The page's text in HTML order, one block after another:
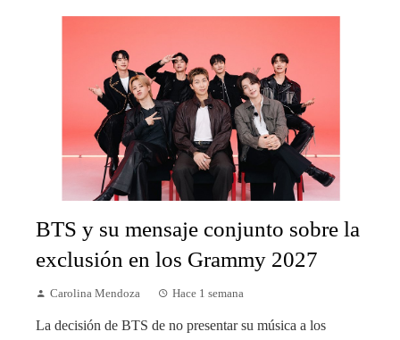
BTS y su mensaje conjunto sobre la
exclusión en los Grammy 2027
Carolina Mendoza Hace 1 semana
La decisión de BTS de no presentar su música a los